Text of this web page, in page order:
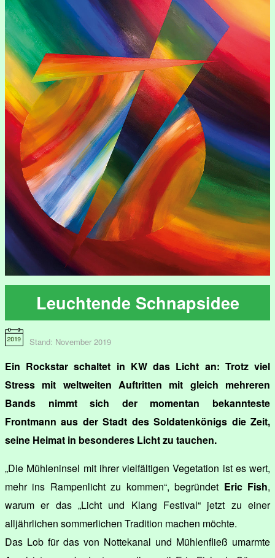
Leuchtende Schnapsidee
Stand: November 2019
Ein Rockstar schaltet in KW das Licht an: Trotz viel
Stress mit weltweiten Auftritten mit gleich mehreren
Bands nimmt sich der momentan bekannteste
Frontmann aus der Stadt des Soldatenkönigs die Zeit,
seine Heimat in besonderes Licht zu tauchen.
„Die Mühleninsel mit ihrer vielfältigen Vegetation ist es wert,
mehr ins Rampenlicht zu kommen“, begründet Eric Fish,
warum er das „Licht und Klang Festival“ jetzt zu einer
alljährlichen sommerlichen Tradition machen möchte.
Das Lob für das von Nottekanal und Mühlenfließ umarmte